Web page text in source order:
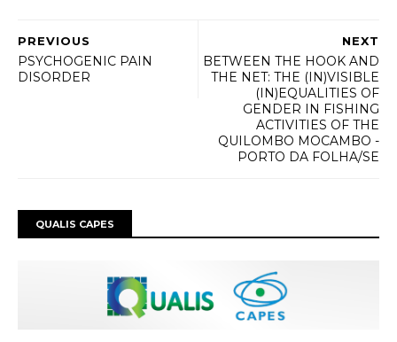
NEXT
BETWEEN THE HOOK AND
THE NET: THE (IN)VISIBLE
(IN)EQUALITIES OF
GENDER IN FISHING
ACTIVITIES OF THE
QUILOMBO MOCAMBO -
PORTO DA FOLHA/SE
PREVIOUS
PSYCHOGENIC PAIN
DISORDER
QUALIS CAPES